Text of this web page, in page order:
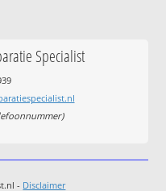
Specialist
- Disclaimer